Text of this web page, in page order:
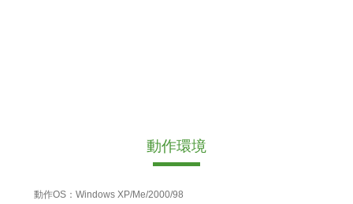
動作環境
動作OS：Windows XP/Me/2000/98